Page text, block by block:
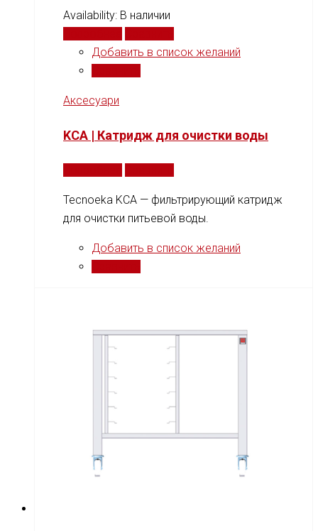
Availability: В наличии
Добавить в список желаний
Аксесуари
KCA | Катридж для очистки воды
Tecnoeka KCA — фильтрирующий катридж
для очистки питьевой воды.
Добавить в список желаний